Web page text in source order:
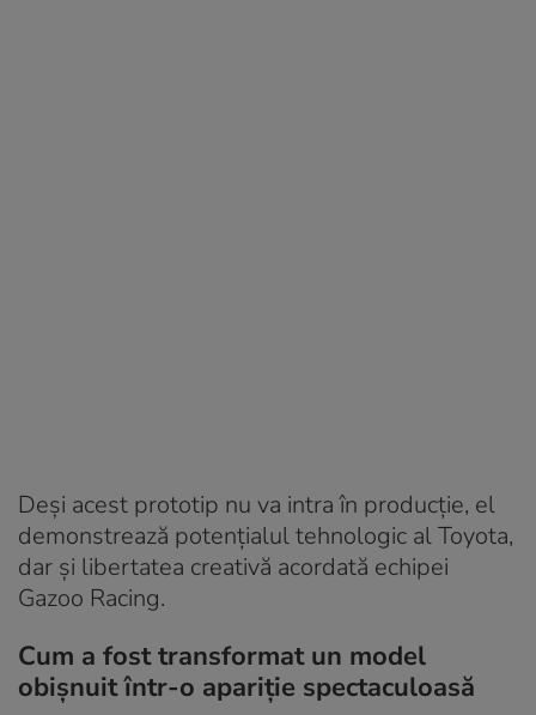
Deși acest prototip nu va intra în producție, el
demonstrează potențialul tehnologic al Toyota,
dar și libertatea creativă acordată echipei
Gazoo Racing.
Cum a fost transformat un model
obișnuit într-o apariție spectaculoasă